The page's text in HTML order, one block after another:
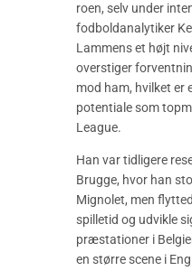
roen, selv under
fodboldanalytiker
Lammens et højt
overstiger
mod ham, hvilket er
potentiale som
League.
Han var tidligere
Brugge, hvor han
Mignolet, men
spilletid og udvikle
præstationer i
en større scene i